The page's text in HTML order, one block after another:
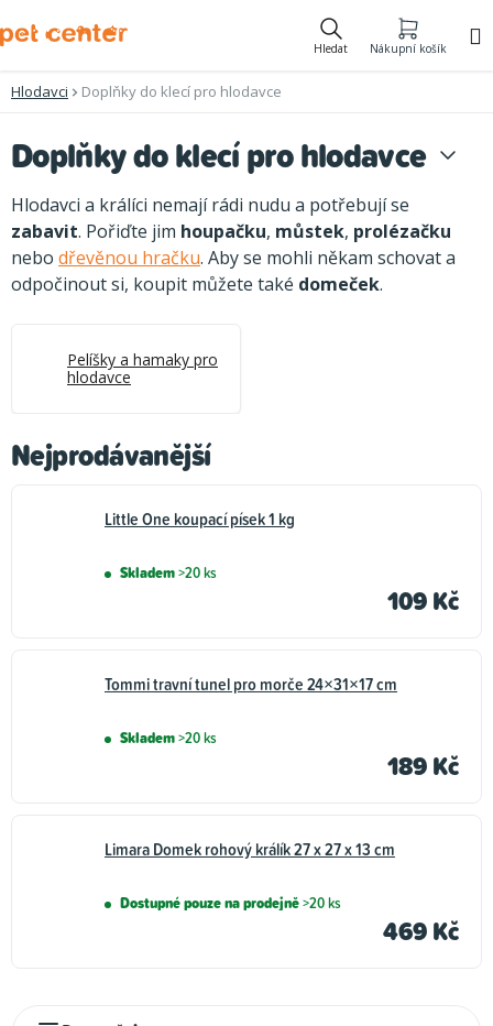
na
Hledat Nákupní košík
Hlodavci Doplňky do klecí pro hlodavce
Doplňky do klecí pro hlodavce
Hlodavci a králíci nemají rádi nudu a potřebují se
zabavit. Pořiďte jim houpačku, můstek, prolézačku
nebo dřevěnou hračku. Aby se mohli někam schovat a
odpočinout si, koupit můžete také domeček.
Pelíšky a hamaky pro
hlodavce
Nejprodávanější
Little One koupací písek 1 kg
Skladem>20 ks
109 Kč
Tommi travní tunel pro morče 24×31×17 cm
Skladem>20 ks
189 Kč
Limara Domek rohový králík 27 x 27 x 13 cm
Dostupné pouze na prodejně>20 ks
469 Kč